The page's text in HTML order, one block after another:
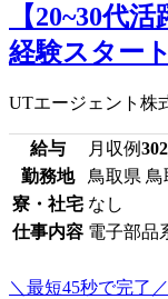
【20~30代
経験スター
UTエージェント株
給与 月収例
勤務地
鳥取県 鳥
寮・社宅 なし
仕事内容 電子部品
＼最短45秒で完了／